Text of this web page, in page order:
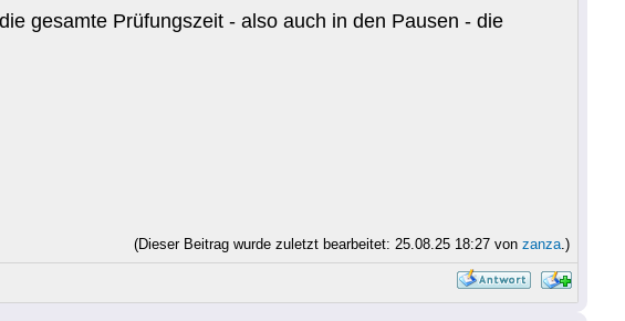
gesamte Prüfungszeit - also auch in den Pausen - die
(Dieser Beitrag wurde zuletzt bearbeitet: 25.08.25 18:27 von zanza.)